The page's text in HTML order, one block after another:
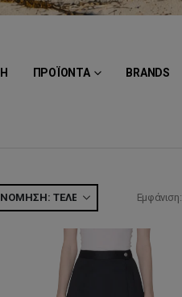
ΠΡΟΪΟΝΤΑ BRANDS
Εμφάνιση: